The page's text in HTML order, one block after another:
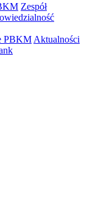
Zespół
PBKM Aktualności